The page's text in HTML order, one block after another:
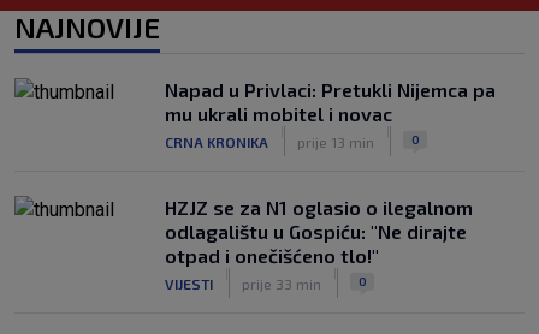
otvaranju Ramljakova turnira
SK prije 5 h
Trener Žalgirisa ne odustaje: ‘Vidi se
iznenaditi na Poljudu’
SK prije 6 h
NAJNOVIJE
Napad u Privlaci: Pretukli Nijemca pa
mu ukrali mobitel i novac
CRNA KRONIKA prije 13 min 0
HZJZ se za N1 oglasio o ilegalnom
odlagalištu u Gospiću: "Ne dirajte
otpad i onečišćeno tlo!"
VIJESTI prije 33 min 0